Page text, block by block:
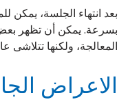
بعد انتهاء الجلسة، يمكن
بسرعة. يمكن أن تظهر بعض
المعالجة، ولكنها تتلاشى
الاعراض